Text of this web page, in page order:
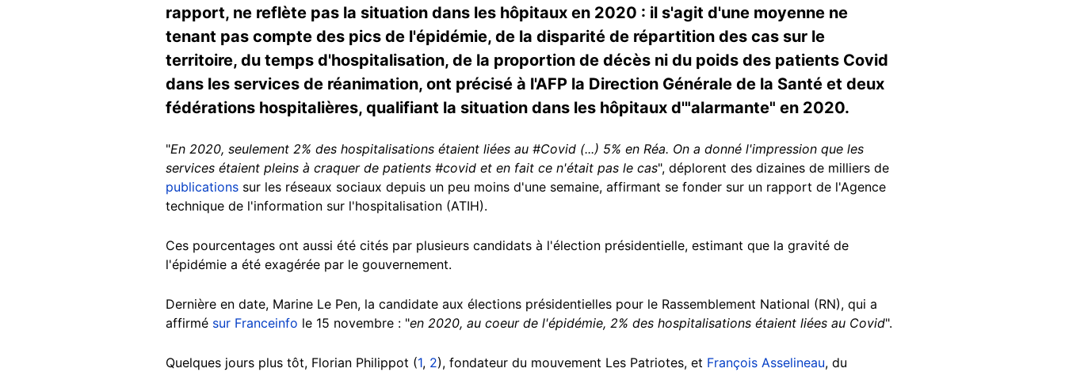
rapport, ne reflète pas la situation dans les hôpitaux en 2020 : il s'agit d'une moyenne ne
tenant pas compte des pics de l'épidémie, de la disparité de répartition des cas sur le
territoire, du temps d'hospitalisation, de la proportion de décès ni du poids des patients Covid
dans les services de réanimation, ont précisé à l'AFP la Direction Générale de la Santé et deux
fédérations hospitalières, qualifiant la situation dans les hôpitaux d'"alarmante" en 2020.
"En 2020, seulement 2% des hospitalisations étaient liées au #Covid (...) 5% en Réa. On a donné l'impression que les
services étaient pleins à craquer de patients #covid et en fait ce n'était pas le cas", déplorent des dizaines de milliers de
publications sur les réseaux sociaux depuis un peu moins d'une semaine, affirmant se fonder sur un rapport de l'Agence
technique de l'information sur l'hospitalisation (ATIH).
Ces pourcentages ont aussi été cités par plusieurs candidats à l'élection présidentielle, estimant que la gravité de
l'épidémie a été exagérée par le gouvernement.
Dernière en date, Marine Le Pen, la candidate aux élections présidentielles pour le Rassemblement National (RN), qui a
affirmé sur Franceinfo le 15 novembre : "en 2020, au coeur de l'épidémie, 2% des hospitalisations étaient liées au Covid".
Quelques jours plus tôt, Florian Philippot (1, 2), fondateur du mouvement Les Patriotes, et François Asselineau, du